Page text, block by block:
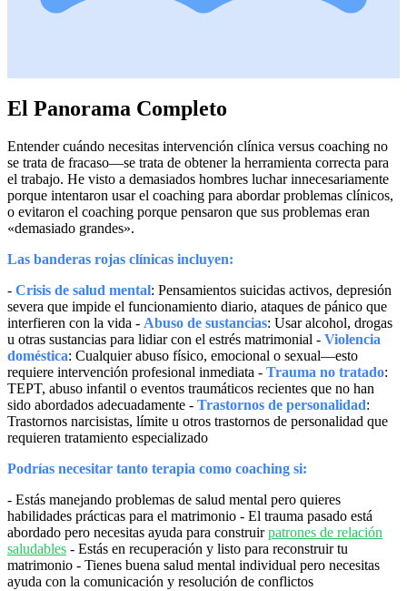
El Panorama Completo
Entender cuándo necesitas intervención clínica versus coaching no
se trata de fracaso—se trata de obtener la herramienta correcta para
el trabajo. He visto a demasiados hombres luchar innecesariamente
porque intentaron usar el coaching para abordar problemas clínicos,
o evitaron el coaching porque pensaron que sus problemas eran
«demasiado grandes».
Las banderas rojas clínicas incluyen:
- Crisis de salud mental: Pensamientos suicidas activos, depresión
severa que impide el funcionamiento diario, ataques de pánico que
interfieren con la vida - Abuso de sustancias: Usar alcohol, drogas
u otras sustancias para lidiar con el estrés matrimonial - Violencia
doméstica: Cualquier abuso físico, emocional o sexual—esto
requiere intervención profesional inmediata - Trauma no tratado:
TEPT, abuso infantil o eventos traumáticos recientes que no han
sido abordados adecuadamente - Trastornos de personalidad:
Trastornos narcisistas, límite u otros trastornos de personalidad que
requieren tratamiento especializado
Podrías necesitar tanto terapia como coaching si:
- Estás manejando problemas de salud mental pero quieres
habilidades prácticas para el matrimonio - El trauma pasado está
abordado pero necesitas ayuda para construirpatrones de relación
saludables - Estás en recuperación y listo para reconstruir tu
matrimonio - Tienes buena salud mental individual pero necesitas
ayuda con la comunicación y resolución de conflictos